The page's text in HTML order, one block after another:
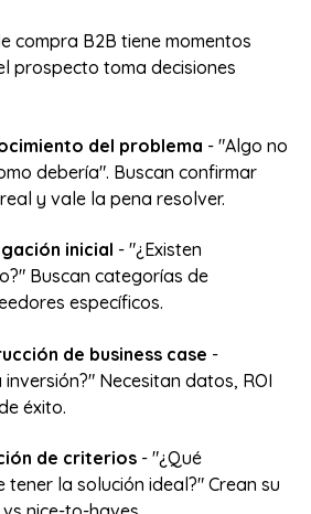
compra B2B tiene momentos
prospecto toma decisiones
del problema - "Algo no
debería". Buscan confirmar
y vale la pena resolver.
inicial - "¿Existen
Buscan categorías de
específicos.
de business case -
Necesitan datos, ROI
éxito.
de criterios - "¿Qué
la solución ideal?" Crean su